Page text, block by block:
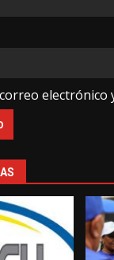
electrónico